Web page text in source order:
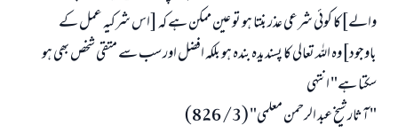
والے]کا کوئی شرعی عذر بنتا ہو تو عین ممکن ہے کہ [اس شرکیہ عمل کے
باوجود]وہ اللہ تعالی کا پسندیدہ بندہ ہو بلکہ افضل اور سب سے متقی شخص بھی ہو
سکتا ہے" انتہی
" آثار شیخ عبد الرحمن معلمی" (3/ 826)